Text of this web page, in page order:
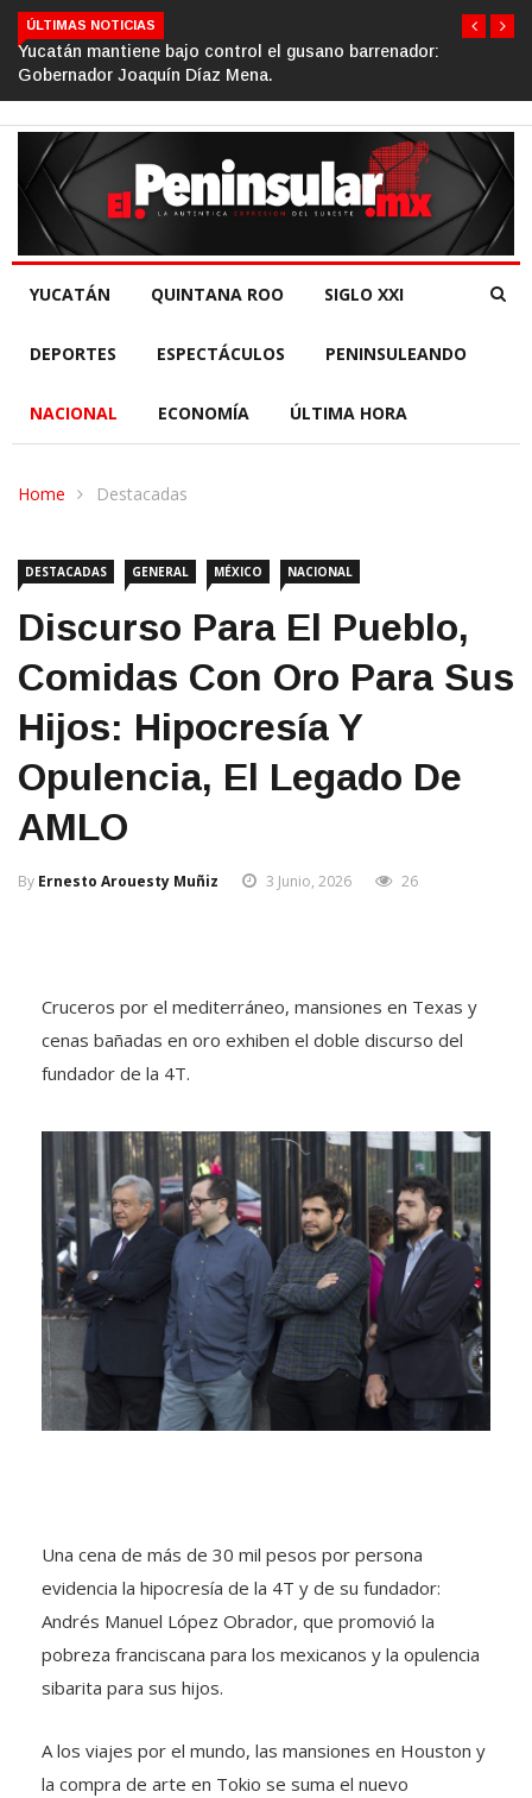
ÚLTIMAS NOTICIAS
Gino Segura impulsa el turismo comunitario desde el Senado
de la República.
YUCATÁN QUINTANA ROO SIGLO XXI
DEPORTES ESPECTÁCULOS PENINSULEANDO
NACIONAL ECONOMÍA ÚLTIMA HORA
Home Destacadas
DESTACADAS GENERAL MÉXICO NACIONAL
Discurso Para El Pueblo,
Comidas Con Oro Para Sus
Hijos: Hipocresía Y
Opulencia, El Legado De
AMLO
By Ernesto Arouesty Muñiz 3 Junio, 2026 26
Cruceros por el mediterráneo, mansiones en Texas y
cenas bañadas en oro exhiben el doble discurso del
fundador de la 4T.
Una cena de más de 30 mil pesos por persona
evidencia la hipocresía de la 4T y de su fundador:
Andrés Manuel López Obrador, que promovió la
pobreza franciscana para los mexicanos y la opulencia
sibarita para sus hijos.
A los viajes por el mundo, las mansiones en Houston y
la compra de arte en Tokio se suma el nuevo